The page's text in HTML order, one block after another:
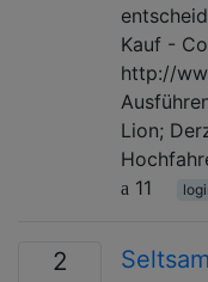
Kauf -
http://
Lion;
11
2